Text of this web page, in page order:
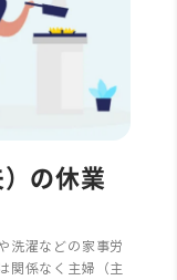
の休業
洗濯などの家事労
関係なく主婦（主